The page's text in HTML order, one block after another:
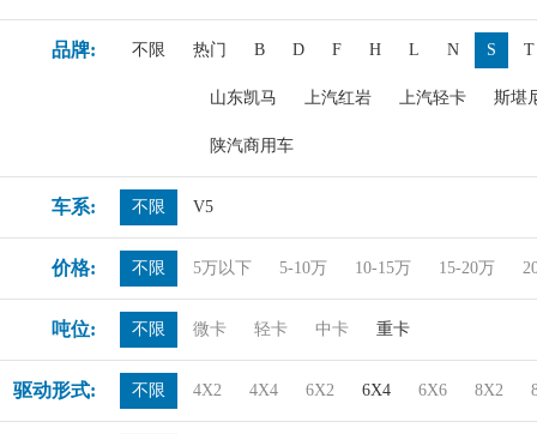
品牌: 不限 热门 B D F H L N S T
山东凯马 上汽红岩 上汽轻卡 斯堪
陕汽商用车
车系: 不限 V5
价格: 不限 5万以下 5-10万 10-15万 15-20万
吨位: 不限 微卡 轻卡 中卡 重卡
驱动形式: 不限 4X2 4X4 6X2 6X4 6X6 8X2